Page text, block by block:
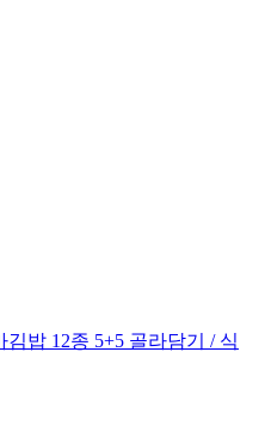
밥 12종 5+5 골라담기 / 식